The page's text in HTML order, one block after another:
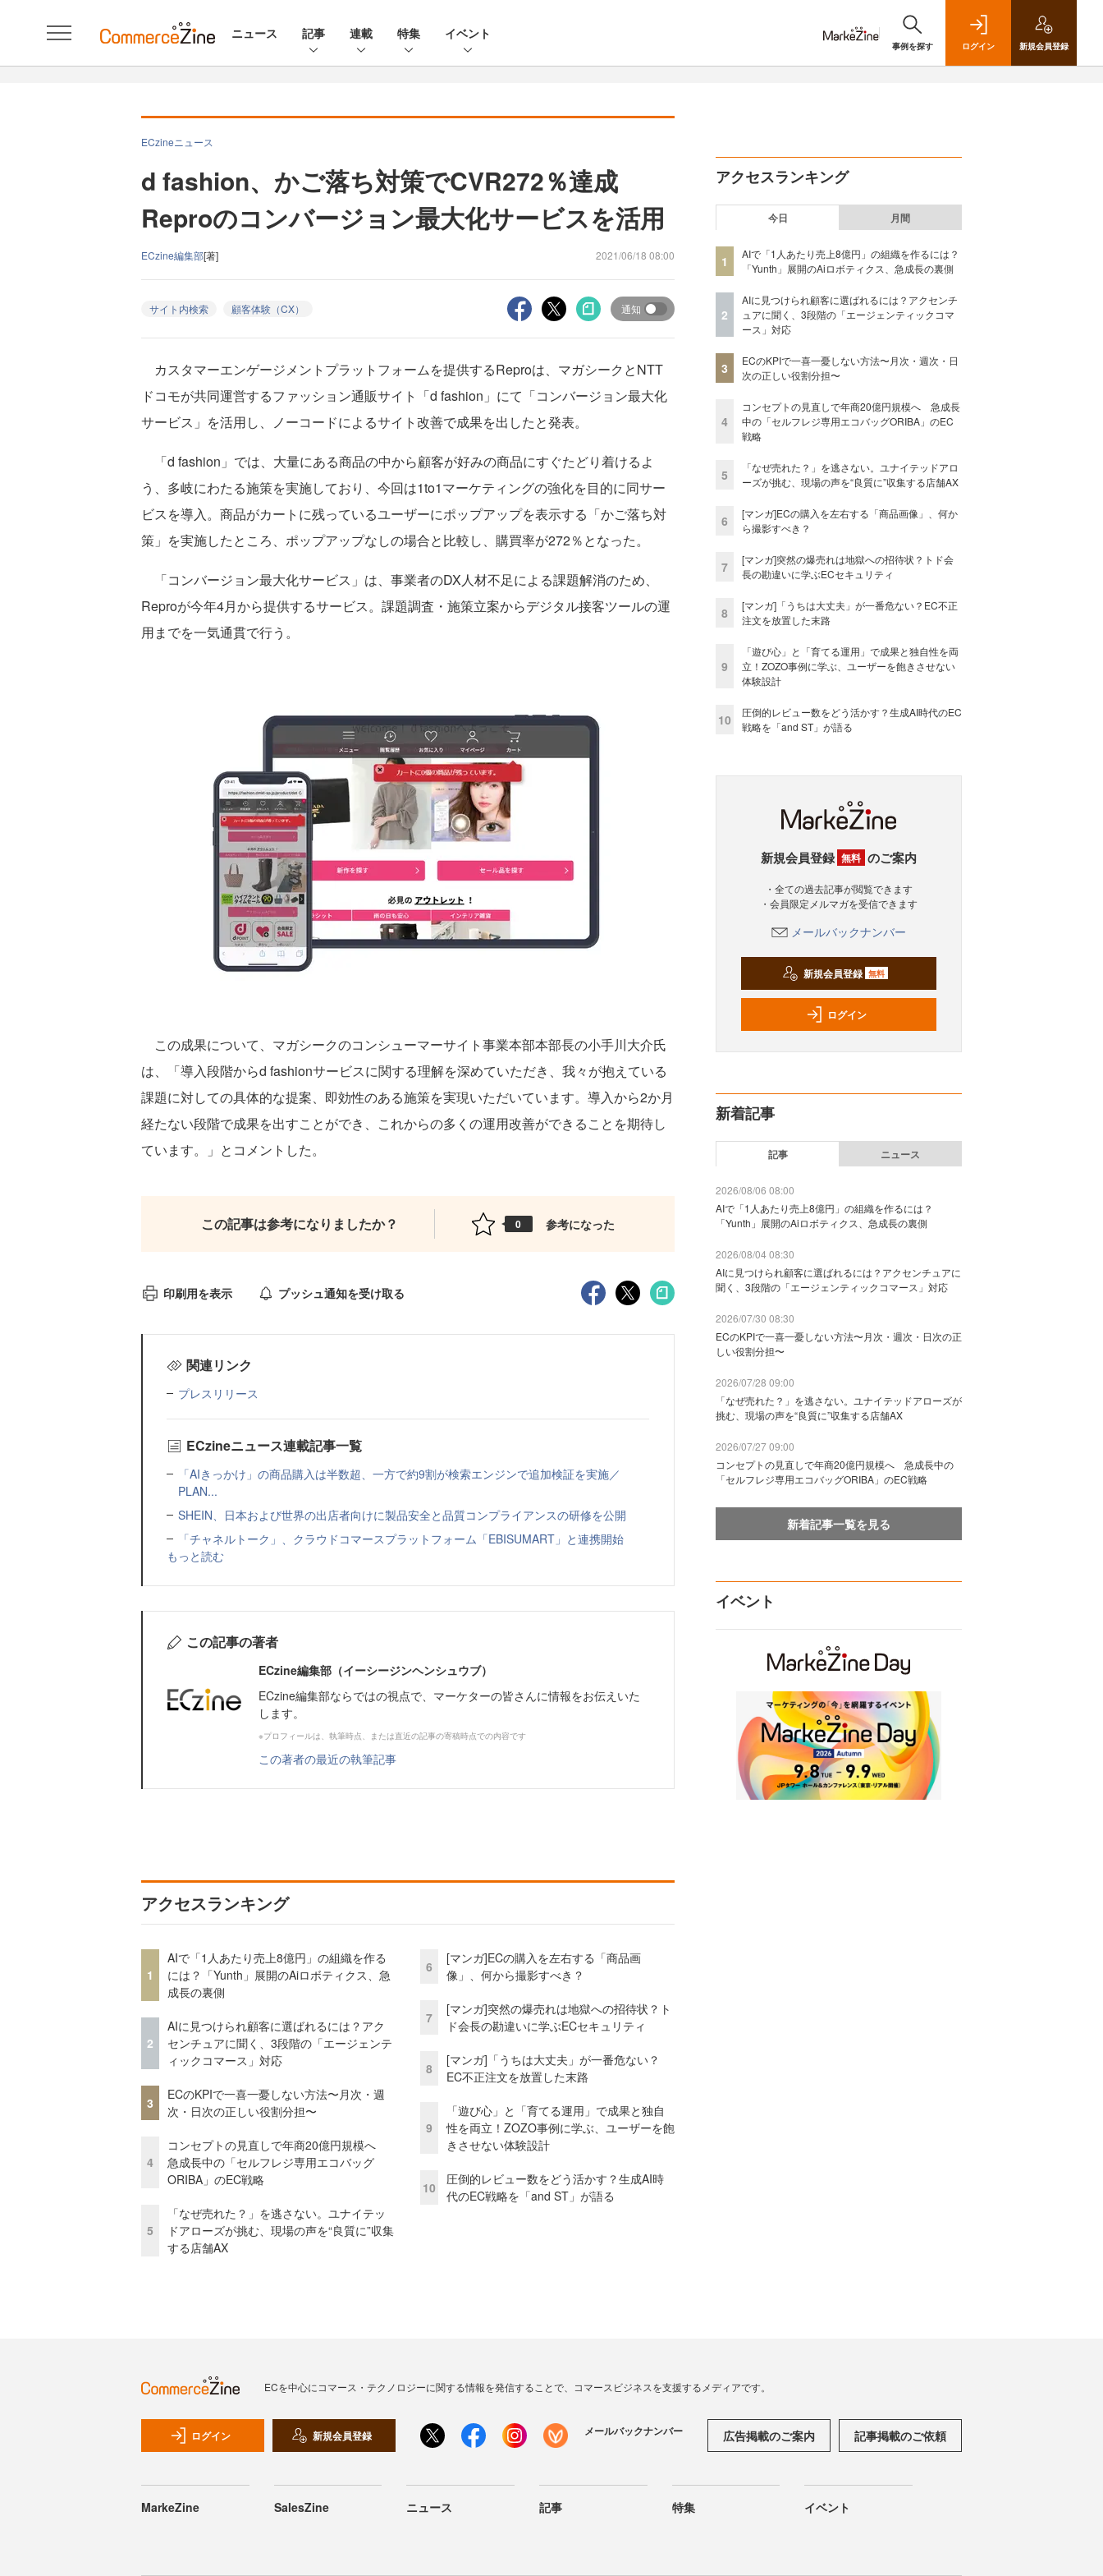
ニュース 記事 連載 特集 イベント
事例を探す ログイン 新規会員登録
ECzineニュース
d fashion、かご落ち対策でCVR272％達成
Reproのコンバージョン最大化サービスを活用
ECzine編集部[著] 2021/06/18 08:00
サイト内検索 顧客体験（CX） 通知
カスタマーエンゲージメントプラットフォームを提供するReproは、マガシークとNTT
ドコモが共同運営するファッション通販サイト「d fashion」にて「コンバージョン最大化
サービス」を活用し、ノーコードによるサイト改善で成果を出したと発表。
「d fashion」では、大量にある商品の中から顧客が好みの商品にすぐたどり着けるよ
う、多岐にわたる施策を実施しており、今回は1to1マーケティングの強化を目的に同サー
ビスを導入。商品がカートに残っているユーザーにポップアップを表示する「かご落ち対
策」を実施したところ、ポップアップなしの場合と比較し、購買率が272％となった。
「コンバージョン最大化サービス」は、事業者のDX人材不足による課題解消のため、
Reproが今年4月から提供するサービス。課題調査・施策立案からデジタル接客ツールの運
用までを一気通貫で行う。
この成果について、マガシークのコンシューマーサイト事業本部本部長の小手川大介氏
は、「導入段階からd fashionサービスに関する理解を深めていただき、我々が抱えている
課題に対しての具体的な提案、即効性のある施策を実現いただいています。導入から2か月
経たない段階で成果を出すことができ、これからの多くの運用改善ができることを期待し
ています。」とコメントした。
この記事は参考になりましたか？ 0 参考になった
印刷用を表示 プッシュ通知を受け取る
関連リンク
プレスリリース
ECzineニュース連載記事一覧
「AIきっかけ」の商品購入は半数超、一方で約9割が検索エンジンで追加検証を実施／
PLAN...
SHEIN、日本および世界の出店者向けに製品安全と品質コンプライアンスの研修を公開
「チャネルトーク」、クラウドコマースプラットフォーム「EBISUMART」と連携開始
もっと読む
この記事の著者
ECzine編集部（イーシージンヘンシュウブ）
ECzine編集部ならではの視点で、マーケターの皆さんに情報をお伝えいた
します。
※プロフィールは、執筆時点、または直近の記事の寄稿時点での内容です
この著者の最近の執筆記事
アクセスランキング
1
AIで「1人あたり売上8億円」の組織を作る
には？「Yunth」展開のAiロボティクス、急
成長の裏側
2
AIに見つけられ顧客に選ばれるには？アク
センチュアに聞く、3段階の「エージェンテ
ィックコマース」対応
3
ECのKPIで一喜一憂しない方法〜月次・週
次・日次の正しい役割分担〜
4
コンセプトの見直しで年商20億円規模へ
急成長中の「セルフレジ専用エコバッグ
ORIBA」のEC戦略
5
「なぜ売れた？」を逃さない。ユナイテッ
ドアローズが挑む、現場の声を“良質に”収集
する店舗AX
6
[マンガ]ECの購入を左右する「商品画
像」、何から撮影すべき？
7
[マンガ]突然の爆売れは地獄への招待状？ト
ド会長の勘違いに学ぶECセキュリティ
8
[マンガ]「うちは大丈夫」が一番危ない？
EC不正注文を放置した末路
9
「遊び心」と「育てる運用」で成果と独自
性を両立！ZOZO事例に学ぶ、ユーザーを飽
きさせない体験設計
10
圧倒的レビュー数をどう活かす？生成AI時
代のEC戦略を「and ST」が語る
アクセスランキング
今日 月間
1
AIで「1人あたり売上8億円」の組織を作るには？
「Yunth」展開のAiロボティクス、急成長の裏側
2
AIに見つけられ顧客に選ばれるには？アクセンチ
ュアに聞く、3段階の「エージェンティックコマ
ース」対応
3
ECのKPIで一喜一憂しない方法〜月次・週次・日
次の正しい役割分担〜
4
コンセプトの見直しで年商20億円規模へ 急成長
中の「セルフレジ専用エコバッグORIBA」のEC
戦略
5
「なぜ売れた？」を逃さない。ユナイテッドアロ
ーズが挑む、現場の声を“良質に”収集する店舗AX
6
[マンガ]ECの購入を左右する「商品画像」、何か
ら撮影すべき？
7
[マンガ]突然の爆売れは地獄への招待状？トド会
長の勘違いに学ぶECセキュリティ
8
[マンガ]「うちは大丈夫」が一番危ない？EC不正
注文を放置した末路
9
「遊び心」と「育てる運用」で成果と独自性を両
立！ZOZO事例に学ぶ、ユーザーを飽きさせない
体験設計
10
圧倒的レビュー数をどう活かす？生成AI時代のEC
戦略を「and ST」が語る
新規会員登録 無料 のご案内
・全ての過去記事が閲覧できます
・会員限定メルマガを受信できます
メールバックナンバー
新規会員登録 無料
ログイン
新着記事
記事 ニュース
2026/08/06 08:00
AIで「1人あたり売上8億円」の組織を作るには？
「Yunth」展開のAiロボティクス、急成長の裏側
2026/08/04 08:30
AIに見つけられ顧客に選ばれるには？アクセンチュアに
聞く、3段階の「エージェンティックコマース」対応
2026/07/30 08:30
ECのKPIで一喜一憂しない方法〜月次・週次・日次の正
しい役割分担〜
2026/07/28 09:00
「なぜ売れた？」を逃さない。ユナイテッドアローズが
挑む、現場の声を“良質に”収集する店舗AX
2026/07/27 09:00
コンセプトの見直しで年商20億円規模へ 急成長中の
「セルフレジ専用エコバッグORIBA」のEC戦略
新着記事一覧を見る
イベント
ECを中心にコマース・テクノロジーに関する情報を発信することで、コマースビジネスを支援するメディアです。
ログイン 新規会員登録 メールバックナンバー 広告掲載のご案内 記事掲載のご依頼
MarkeZine SalesZine ニュース 記事 特集 イベント